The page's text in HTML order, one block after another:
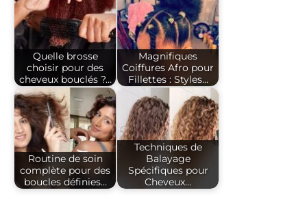
Quelle brosse
choisir pour des
cheveux bouclés ?…
Magnifiques
Coiffures Afro pour
Fillettes : Styles…
Routine de soin
complète pour des
boucles définies…
Techniques de
Balayage
Spécifiques pour
Cheveux…